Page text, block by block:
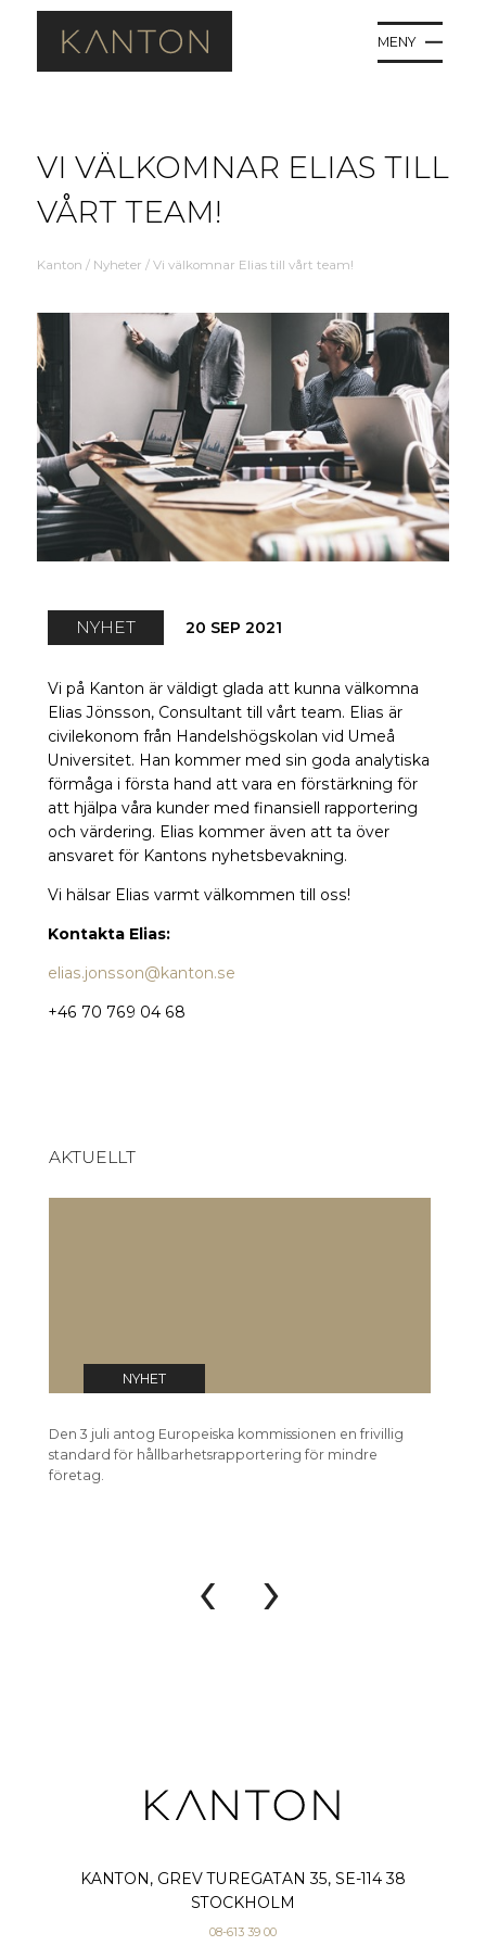
MENY
VI VÄLKOMNAR ELIAS TILL
VÅRT TEAM!
Kanton / Nyheter / Vi välkomnar Elias till vårt team!
NYHET 20 SEP 2021
Vi på Kanton är väldigt glada att kunna välkomna
Elias Jönsson, Consultant till vårt team. Elias är
civilekonom från Handelshögskolan vid Umeå
Universitet. Han kommer med sin goda analytiska
förmåga i första hand att vara en förstärkning för
att hjälpa våra kunder med finansiell rapportering
och värdering. Elias kommer även att ta över
ansvaret för Kantons nyhetsbevakning.
Vi hälsar Elias varmt välkommen till oss!
Kontakta Elias:
elias.jonsson@kanton.se
+46 70 769 04 68
AKTUELLT
NYHET
Den 3 juli antog Europeiska kommissionen en frivillig
standard för hållbarhetsrapportering för mindre
företag.
‹ ›
KANTON, GREV TUREGATAN 35, SE-114 38
STOCKHOLM
08-613 39 00